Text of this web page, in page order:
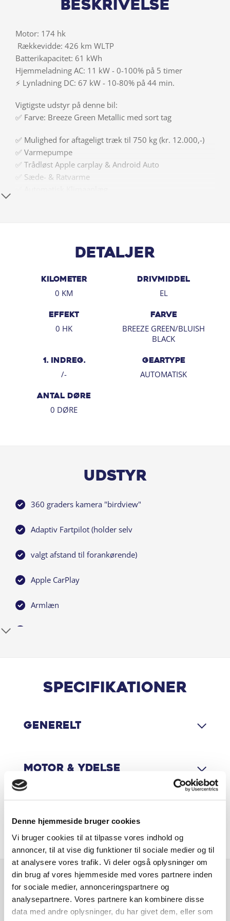
Denne hjemmeside bruger cookies
Vi bruger cookies til at tilpasse vores indhold og
annoncer, til at vise dig funktioner til sociale medier og til
at analysere vores trafik. Vi deler også oplysninger om
din brug af vores hjemmeside med vores partnere inden
for sociale medier, annonceringspartnere og
analysepartnere. Vores partnere kan kombinere disse
data med andre oplysninger, du har givet dem, eller som
Beskrivelse
Motor: 174 hk
️ Rækkevidde: 426 km WLTP
Batterikapacitet: 61 kWh
Hjemmeladning AC: 11 kW - 0-100% på 5 timer
⚡ Lynladning DC: 67 kW - 10-80% på 44 min.
Vigtigste udstyr på denne bil:
✅ Farve: Breeze Green Metallic med sort tag
✅ Mulighed for aftageligt træk til 750 kg (kr. 12.000,-)
✅ Varmepumpe
✅ Trådløst Apple carplay & Android Auto
✅ Sæde- & Ratvarme
✅ Trådløs mobilopladning
✅ Fuld LED forlygter og LED baglygter
Detaljer
KILOMETER
0 KM
DRIVMIDDEL
EL
EFFEKT
0 HK
FARVE
BREEZE GREEN/BLUISH
BLACK
1. INDREG.
/-
GEARTYPE
AUTOMATISK
ANTAL DØRE
0 DØRE
Udstyr
360 graders kamera "birdview"
Adaptiv Fartpilot (holder selv
valgt afstand til forankørende)
Apple CarPlay
Armlæn
Bakkamera med 360 graders birdview
Glastag
Parkeringssensor for/bag
Parkeringssensor siderne
Sædevarme for
Specifikationer
Generelt
Motor & Ydelse
Er du interesseret i
denne bil?